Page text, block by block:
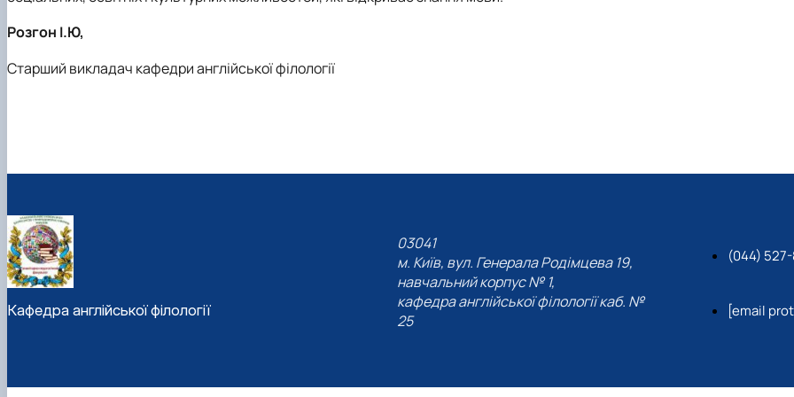
Розгон І.Ю,
Старший викладач кафедри англійської філології
Кафедра англійської філології
03041
м. Київ, вул. Генерала Родімцева 19,
навчальний корпус № 1,
кафедра англійської філології каб. №
25
(044)
[email